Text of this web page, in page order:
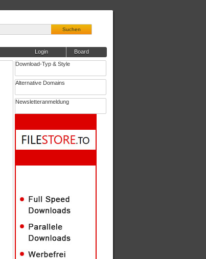
Suchen
Board
Login
Download-Typ & Style
Alternative Domains
Newsletteranmeldung